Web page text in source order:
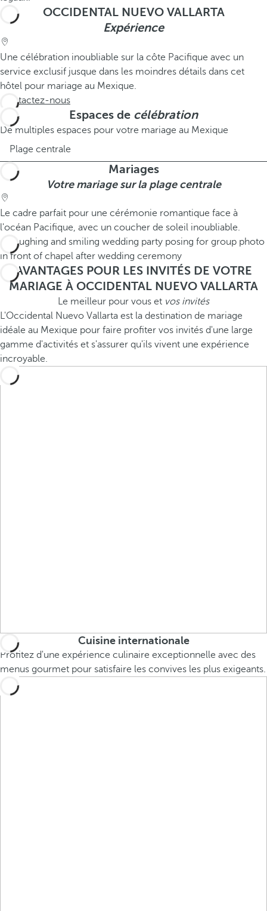
OCCIDENTAL NUEVO VALLARTA
Expérience
Une célébration inoubliable sur la côte Pacifique avec un
service exclusif jusque dans les moindres détails dans cet
hôtel pour mariage au Mexique.
Contactez-nous
Espaces de célébration
De multiples espaces pour votre mariage au Mexique
Plage centrale
Mariages
Votre mariage sur la plage centrale
Le cadre parfait pour une cérémonie romantique face à
l'océan Pacifique, avec un coucher de soleil inoubliable.
AVANTAGES POUR LES INVITÉS DE VOTRE
MARIAGE À OCCIDENTAL NUEVO VALLARTA
Le meilleur pour vous et vos invités
L'Occidental Nuevo Vallarta est la destination de mariage
idéale au Mexique pour faire profiter vos invités d'une large
gamme d'activités et s'assurer qu'ils vivent une expérience
incroyable.
Cuisine internationale
Profitez d'une expérience culinaire exceptionnelle avec des
menus gourmet pour satisfaire les convives les plus exigeants.